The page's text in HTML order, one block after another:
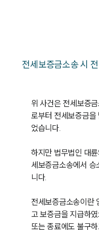
전세보증금소송 시
위 사건은 전세보증
로부터 전세보증금
었습니다.
하지만 법무법인 대
세보증금소송에서
니다.
전세보증금소송이란
고 보증금을 지급하
또는 종료에도 불구